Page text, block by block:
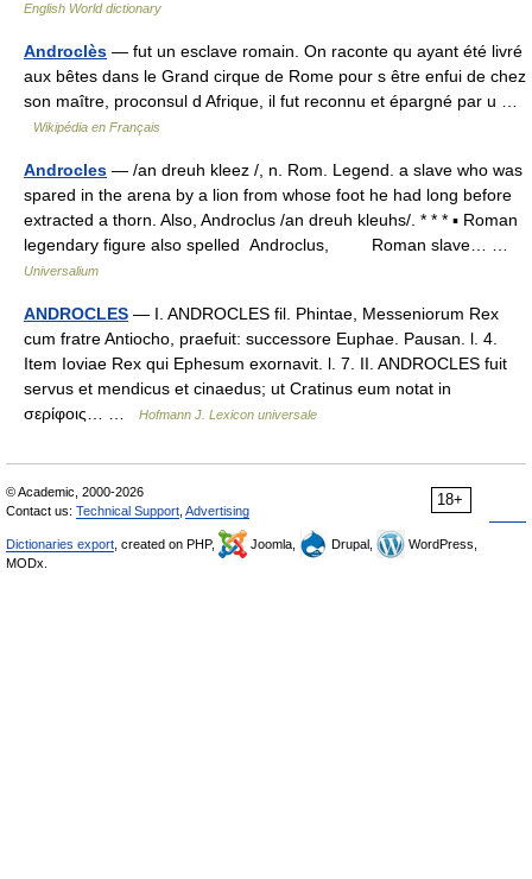
English World dictionary
Androclès — fut un esclave romain. On raconte qu ayant été livré
aux bêtes dans le Grand cirque de Rome pour s être enfui de chez
son maître, proconsul d Afrique, il fut reconnu et épargné par u …
Wikipédia en Français
Androcles — /an dreuh kleez /, n. Rom. Legend. a slave who was
spared in the arena by a lion from whose foot he had long before
extracted a thorn. Also, Androclus /an dreuh kleuhs/. * * * ▪ Roman
legendary figure also spelled Androclus, Roman slave… …
Universalium
ANDROCLES — I. ANDROCLES fil. Phintae, Messeniorum Rex
cum fratre Antiocho, praefuit: successore Euphae. Pausan. l. 4.
Item Ioviae Rex qui Ephesum exornavit. l. 7. II. ANDROCLES fuit
servus et mendicus et cinaedus; ut Cratinus eum notat in
σερίφοις… …
Hofmann J. Lexicon universale
18+
© Academic, 2000-2026
Contact us: Technical Support Advertising
Dictionaries export , created on PHP, Joomla, Drupal,
WordPress,
MODx.